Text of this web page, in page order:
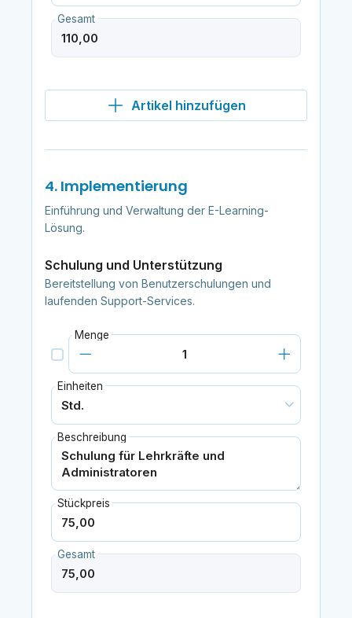
Gesamt
Artikel hinzufügen
4. Implementierung
Einführung und Verwaltung der E-Learning-
Lösung.
Schulung und Unterstützung
Bereitstellung von Benutzerschulungen und
laufenden Support-Services.
Menge
Einheiten
Beschreibung
Stückpreis
Gesamt